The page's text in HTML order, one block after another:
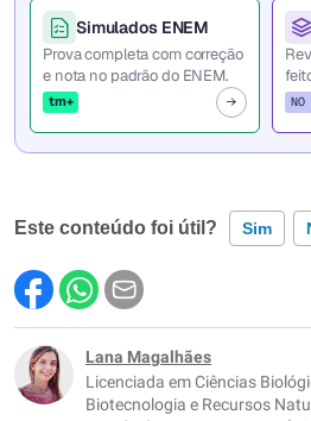
Simulados ENEM
Prova completa com correção
e nota no padrão do ENEM.
tm+ NO
Este conteúdo foi útil? Sim
Este conteúdo contém
Este conteúdo não tem a
Outro
Lana Magalhães
Licenciada em Ciências
Biotecnologia e Recursos